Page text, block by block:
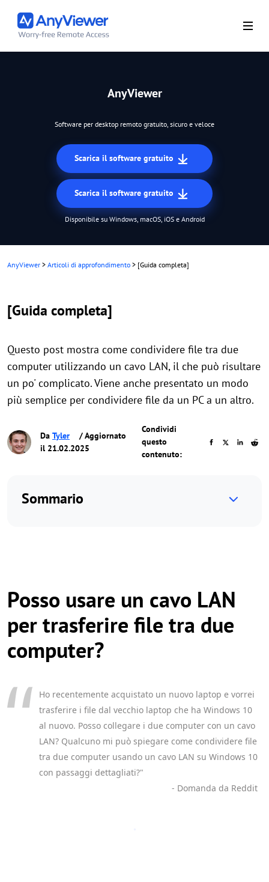
AnyViewer
Software per desktop remoto gratuito, sicuro e veloce
Scarica il software gratuito
Scarica il software gratuito
Disponibile su Windows, macOS, iOS e Android
AnyViewer > Articoli di approfondimento > [Guida completa]
[Guida completa]
Questo post mostra come condividere file tra due
computer utilizzando un cavo LAN, il che può risultare
un po' complicato. Viene anche presentato un modo
più semplice per condividere file da un PC a un altro.
Da Tyler
/ Aggiornato
il 21.02.2025
Condividi
questo
contenuto:
Sommario
Posso usare un cavo LAN
per trasferire file tra due
computer?
Ho recentemente acquistato un nuovo laptop e vorrei
trasferire i file dal vecchio laptop che ha Windows 10
al nuovo. Posso collegare i due computer con un cavo
LAN? Qualcuno mi può spiegare come condividere file
tra due computer usando un cavo LAN su Windows 10
con passaggi dettagliati?"
- Domanda da Reddit